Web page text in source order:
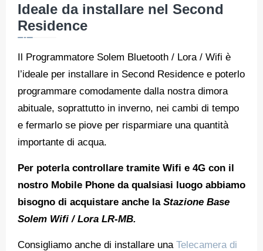
Ideale da installare nel Second
Residence
Il Programmatore Solem Bluetooth / Lora / Wifi è
l’ideale per installare in Second Residence e poterlo
programmare comodamente dalla nostra dimora
abituale, soprattutto in inverno, nei cambi di tempo
e fermarlo se piove per risparmiare una quantità
importante di acqua.
Per poterla controllare tramite Wifi e 4G con il
nostro Mobile Phone da qualsiasi luogo abbiamo
bisogno di acquistare anche la Stazione Base
Solem Wifi / Lora LR-MB.
Consigliamo anche di installare una Telecamera di